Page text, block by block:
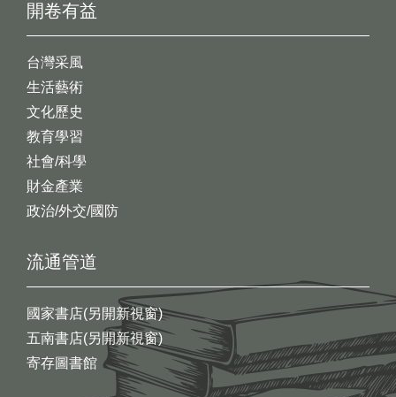
開卷有益
台灣采風
生活藝術
文化歷史
教育學習
社會/科學
財金產業
政治/外交/國防
流通管道
國家書店(另開新視窗)
五南書店(另開新視窗)
寄存圖書館